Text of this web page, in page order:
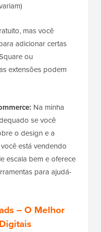
mas você
adicionar certas
ou
extensões podem
Na minha
se você
o design e a
está vendendo
escala bem e oferece
para ajudá-
– O Melhor